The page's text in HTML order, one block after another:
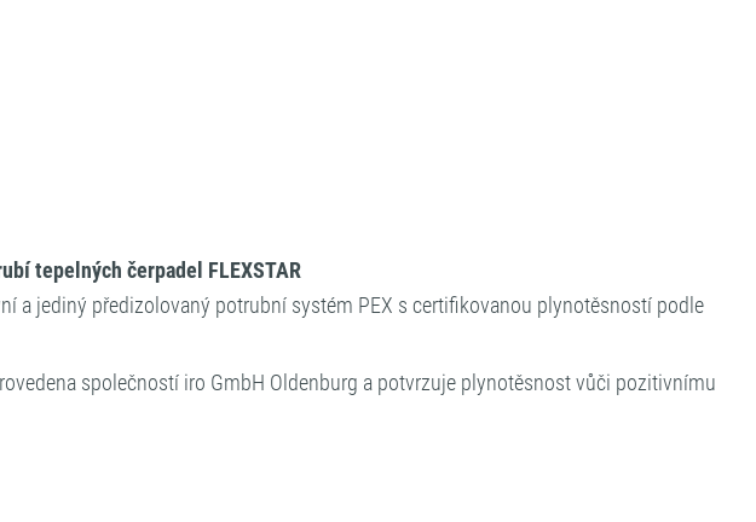
tepelných čerpadel FLEXSTAR
a jediný předizolovaný potrubní systém PEX s certifikovanou plynotěsností podle
společností iro GmbH Oldenburg a potvrzuje plynotěsnost vůči pozitivnímu